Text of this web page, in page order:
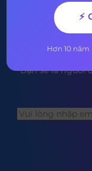
Đăng
Bạn sẽ là người
⚡
Hơn 10 năm